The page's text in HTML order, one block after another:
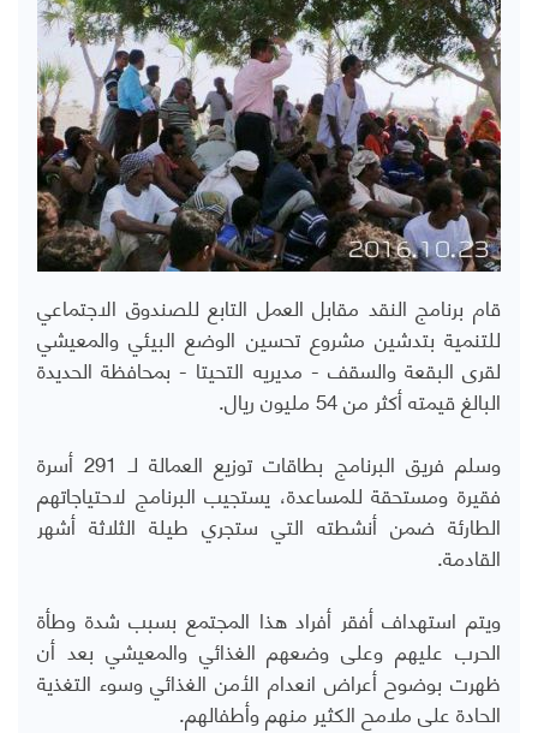
قام برنامج النقد مقابل العمل التابع للصندوق الاجتماعي
للتنمية بتدشين مشروع تحسين الوضع البيئي والمعيشي
لقرى البقعة والسقف - مديريه التحيتا - بمحافظة الحديدة
البالغ قيمته أكثر من 54 مليون ريال.
وسلم فريق البرنامج بطاقات توزيع العمالة لـ 291 أسرة
فقيرة ومستحقة للمساعدة، يستجيب البرنامج لاحتياجاتهم
الطارئة ضمن أنشطته التي ستجري طيلة الثلاثة أشهر
القادمة.
ويتم استهداف أفقر أفراد هذا المجتمع بسبب شدة وطأة
الحرب عليهم وعلى وضعهم الغذائي والمعيشي بعد أن
ظهرت بوضوح أعراض انعدام الأمن الغذائي وسوء التغذية
الحادة على ملامح الكثير منهم وأطفالهم.